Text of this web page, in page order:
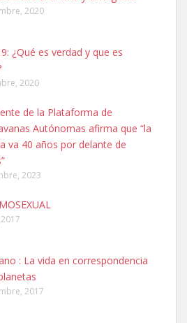
MESA Y LOPEZ
CON MICROCHIP PERDIDO HOY
LOPEZ. ES MUY ASUSTADIZO
6.7.2025
papillera, asustada tiene miedo a la
2020
¿Qué es verdad y que es
2020
de la Plataforma de
Autónomas afirma que “la
va 40 años por delante de
2023
: La vida en correspondencia
2017